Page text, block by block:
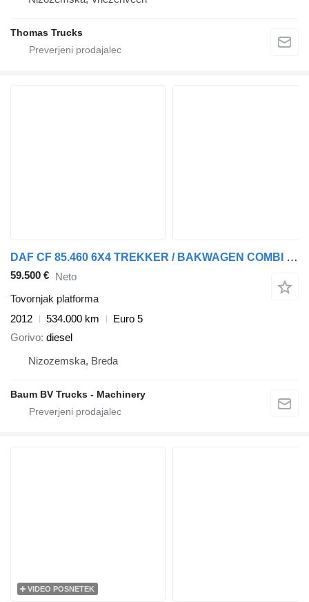
Thomas Trucks
DAF CF 85.460 6X4 TREKKER / BAKWAGEN COMBI / HIAB 422 EP-4 HIPRO KRA
59.500 € Neto
Tovornjak platforma
2012
534.000 km
Euro 5
Gorivo diesel
Nizozemska, Breda
Baum BV Trucks - Machinery
VIDEO POSNETEK